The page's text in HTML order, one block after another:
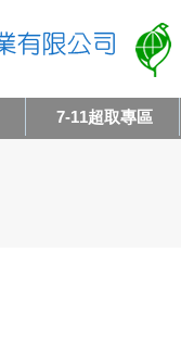
7-11超取專區